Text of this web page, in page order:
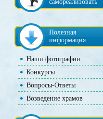
самореализовать
Полезная
информация
Наши фотографии
Конкурсы
Вопросы-Ответы
Возведение храмов